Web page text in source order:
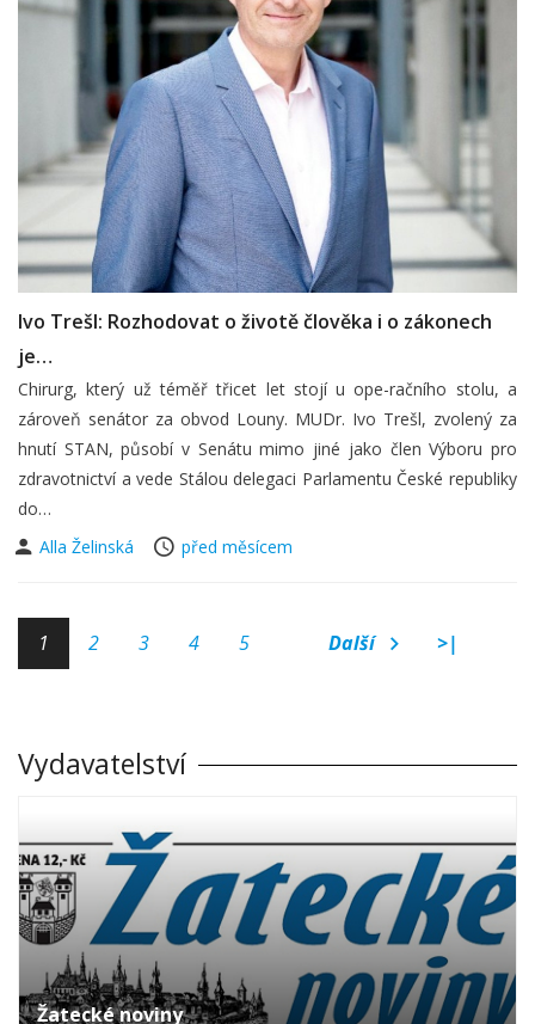
Ivo Trešl: Rozhodovat o životě člověka i o zákonech
je…
Chirurg, který už téměř třicet let stojí u ope-račního stolu, a
zároveň senátor za obvod Louny. MUDr. Ivo Trešl, zvolený za
hnutí STAN, působí v Senátu mimo jiné jako člen Výboru pro
zdravotnictví a vede Stálou delegaci Parlamentu České republiky
do…
Alla Želinská
před měsícem
1 2 3 4 5 Další >|
Vydavatelství
Žatecké noviny